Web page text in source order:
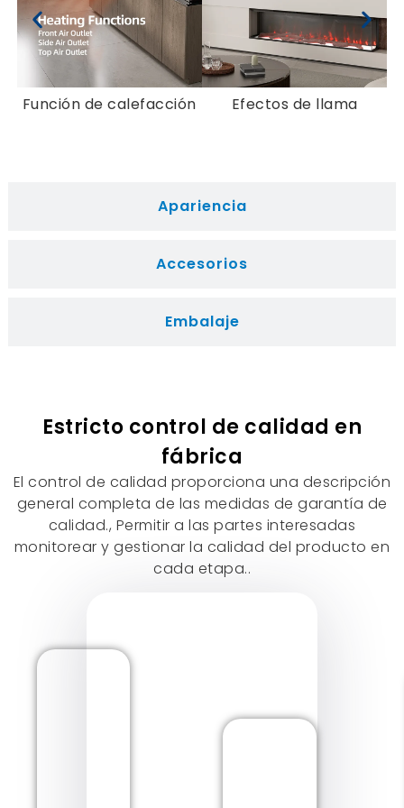
chimeneas de leña son una excelente opción..
Maximizan la producción de calor y pueden
transformar una chimenea existente en una
fuente de calefacción eficiente..
Insertos para chimeneas de pellets:
de combustible sostenible.. Ofrecen
Insertos de chimenea de etanol:
alternativa limpia y ecológica. Sin necesidad
de gel para chimeneas ofrecen una solución
única para quienes buscan un efecto de
llama real sin necesidad de electricidad ni
gas.. Queman combustible gel limpio,
haciéndolos adecuados tanto para ambiente
como para calefacción suplementaria.
Apariencia
Accesorios
Embalaje
Función de calefacción Efectos de llama
Estricto control de calidad en
fábrica
El control de calidad proporciona una descripción
general completa de las medidas de garantía de
calidad., Permitir a las partes interesadas
monitorear y gestionar la calidad del producto en
cada etapa..